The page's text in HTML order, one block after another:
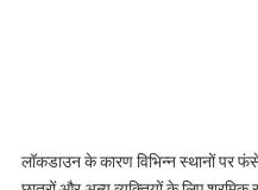
लॉकडाउन के कारण विभिन्न स्थानों पर फंसे